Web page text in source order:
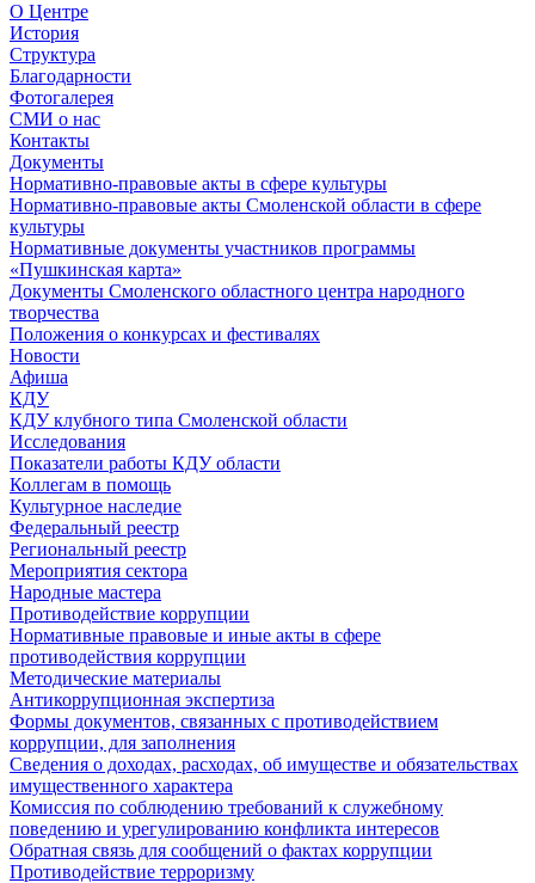
О Центре
История
Структура
Благодарности
Фотогалерея
СМИ о нас
Контакты
Документы
Нормативно-правовые акты в сфере культуры
Нормативно-правовые акты Смоленской области в сфере
культуры
Нормативные документы участников программы
«Пушкинская карта»
Документы Смоленского областного центра народного
творчества
Положения о конкурсах и фестивалях
Новости
Афиша
КДУ
КДУ клубного типа Смоленской области
Исследования
Показатели работы КДУ области
Коллегам в помощь
Культурное наследие
Федеральный реестр
Региональный реестр
Мероприятия сектора
Народные мастера
Противодействие коррупции
Нормативные правовые и иные акты в сфере
противодействия коррупции
Методические материалы
Антикоррупционная экспертиза
Формы документов, связанных с противодействием
коррупции, для заполнения
Сведения о доходах, расходах, об имуществе и обязательствах
имущественного характера
Комиссия по соблюдению требований к служебному
поведению и урегулированию конфликта интересов
Обратная связь для сообщений о фактах коррупции
Противодействие терроризму